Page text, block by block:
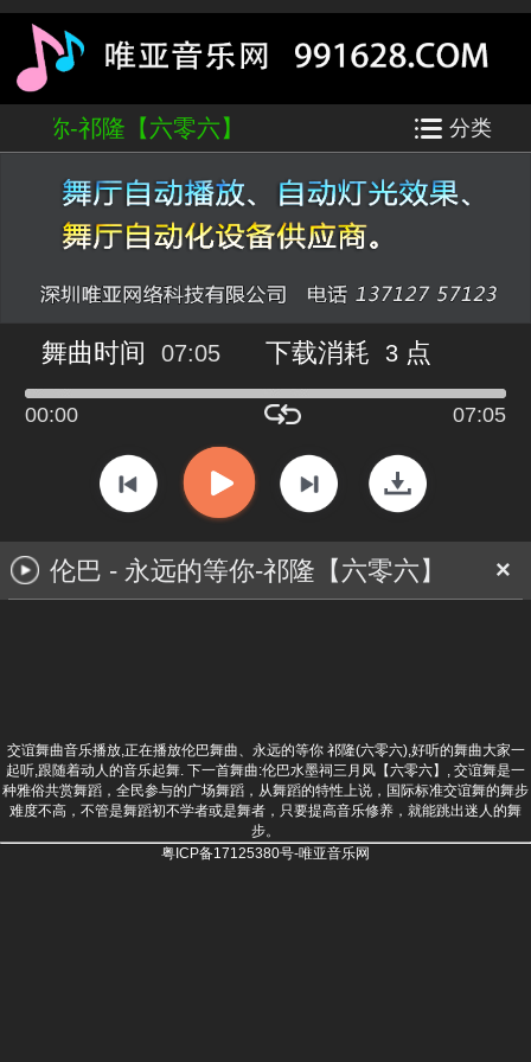
等你-祁隆【六零六】 分类
舞曲时间 07:05 下载消耗 3 点
00:00 07:05
×
伦巴 - 永远的等你-祁隆【六零六】
交谊舞曲音乐播放,正在播放伦巴舞曲、永远的等你 祁隆(六零六),好听的舞曲大家一
起听,跟随着动人的音乐起舞. 下一首舞曲:伦巴水墨祠三月风【六零六】 , 交谊舞是一
种雅俗共赏舞蹈，全民参与的广场舞蹈，从舞蹈的特性上说，国际标准交谊舞的舞步
难度不高，不管是舞蹈初不学者或是舞者，只要提高音乐修养，就能跳出迷人的舞
步。
粤ICP备17125380号-唯亚音乐网